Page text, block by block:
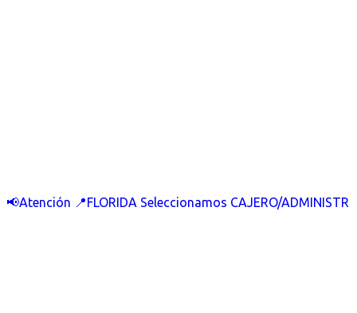
📢Atención 📍FLORIDA Seleccionamos CAJERO/ADMINISTR